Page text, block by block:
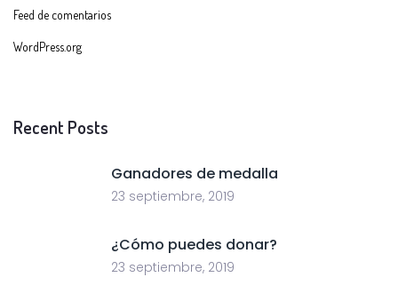
Feed de comentarios
WordPress.org
Recent Posts
Ganadores de medalla
23 septiembre, 2019
¿Cómo puedes donar?
23 septiembre, 2019